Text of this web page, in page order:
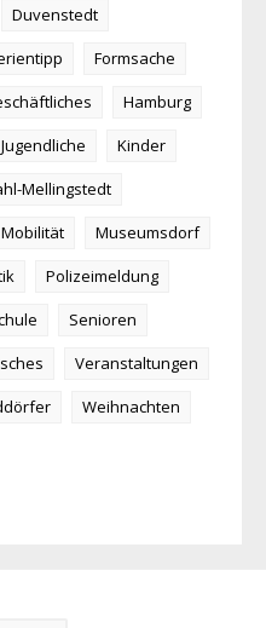
Duvenstedt
Formsache
Hamburg
Jugendliche
Kinder
Mellingstedt
Mobilität
Museumsdorf
Polizeimeldung
Senioren
Veranstaltungen
Weihnachten